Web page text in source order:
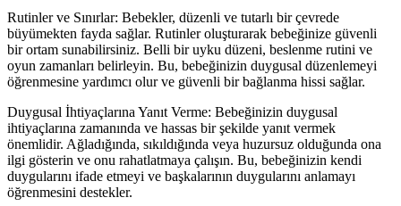
Rutinler ve Sınırlar: Bebekler, düzenli ve tutarlı bir çevrede
büyümekten fayda sağlar. Rutinler oluşturarak bebeğinize güvenli
bir ortam sunabilirsiniz. Belli bir uyku düzeni, beslenme rutini ve
oyun zamanları belirleyin. Bu, bebeğinizin duygusal düzenlemeyi
öğrenmesine yardımcı olur ve güvenli bir bağlanma hissi sağlar.
Duygusal İhtiyaçlarına Yanıt Verme: Bebeğinizin duygusal
ihtiyaçlarına zamanında ve hassas bir şekilde yanıt vermek
önemlidir. Ağladığında, sıkıldığında veya huzursuz olduğunda ona
ilgi gösterin ve onu rahatlatmaya çalışın. Bu, bebeğinizin kendi
duygularını ifade etmeyi ve başkalarının duygularını anlamayı
öğrenmesini destekler.